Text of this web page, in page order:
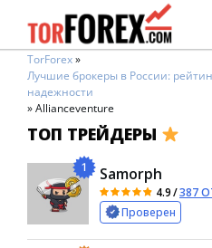
TorForex»
Лучшие брокеры в России:
надежности
»Allianceventure
ТОП ТРЕЙДЕРЫ
1 Samorph
4.9/387
Проверен